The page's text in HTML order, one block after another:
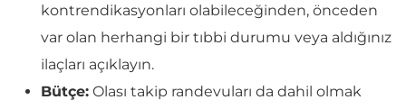
kontrendikasyonları olabileceğinden, önceden
var olan herhangi bir tıbbi durumu veya aldığınız
ilaçları açıklayın.
Bütçe: Olası takip randevuları da dahil olmak